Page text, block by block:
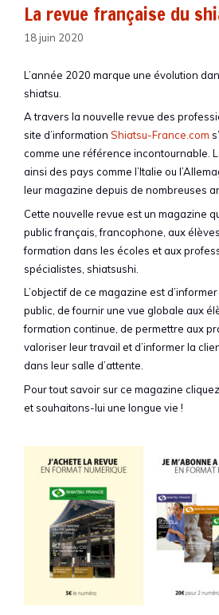
La revue française du
18 juin 2020
L’année 2020 marque une évolution
shiatsu.
A travers la nouvelle revue des
site d’information Shiatsu-France.com
comme une référence incontournable.
ainsi des pays comme l’Italie ou
leur magazine depuis de nombreuses
Cette nouvelle revue est un magazine
public français, francophone, aux
formation dans les écoles et aux
spécialistes, shiatsushi.
L’objectif de ce magazine est
public, de fournir une vue globale aux
formation continue, de permettre aux
valoriser leur travail et d’informer la
dans leur salle d’attente.
Pour tout savoir sur ce magazine
et souhaitons-lui une longue vie !